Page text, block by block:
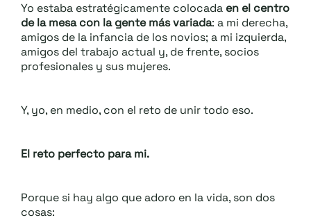
Yo estaba estratégicamente colocada en el centro
de la mesa con la gente más variada: a mi derecha,
amigos de la infancia de los novios; a mi izquierda,
amigos del trabajo actual y, de frente, socios
profesionales y sus mujeres.
Y, yo, en medio, con el reto de unir todo eso.
El reto perfecto para mi.
Porque si hay algo que adoro en la vida, son dos
cosas: